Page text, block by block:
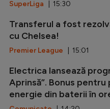
SuperLiga | 15:30
Transferul a fost
cu Chelsea!
Premier League | 15:01
Electrica lansează
Aprinsă”. Bonus
energie din baterii în